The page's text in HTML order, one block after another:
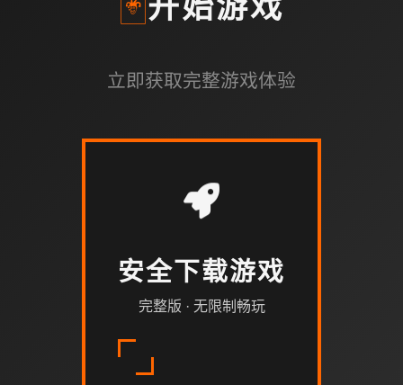
开始游戏
立即获取完整游戏体验
安全下载游戏
完整版 · 无限制畅玩